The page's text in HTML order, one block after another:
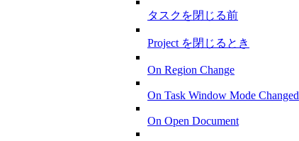
タスクを閉じる前
Project を閉じるとき
On Region Change
On Task Window Mode Changed
On Open Document